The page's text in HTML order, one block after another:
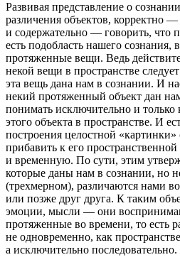
Развивая представление о
различения объектов, корректно
и содержательно — говорить, что
есть подобласть нашего сознания,
протяженные вещи. Ведь
некой вещи в пространстве
эта вещь дана нам в сознании. И
некий протяженный объект дан
понимать исключительно и только
этого объекта в пространстве. И
построения целостной «картинки»
прибавить к его
и временную. По сути, этим
которые даны нам в сознании, но
(трехмерном), различаются нами
или позже друг друга. К таким
эмоции, мысли — они
протяженные во времени, то есть
не одновременно, как
а исключительно последовательно.